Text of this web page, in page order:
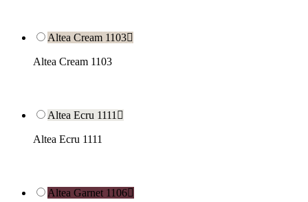
Altea Cream 1103
Altea Cream 1103
Altea Ecru 1111 
Altea Ecru 1111
Altea Garnet 1106